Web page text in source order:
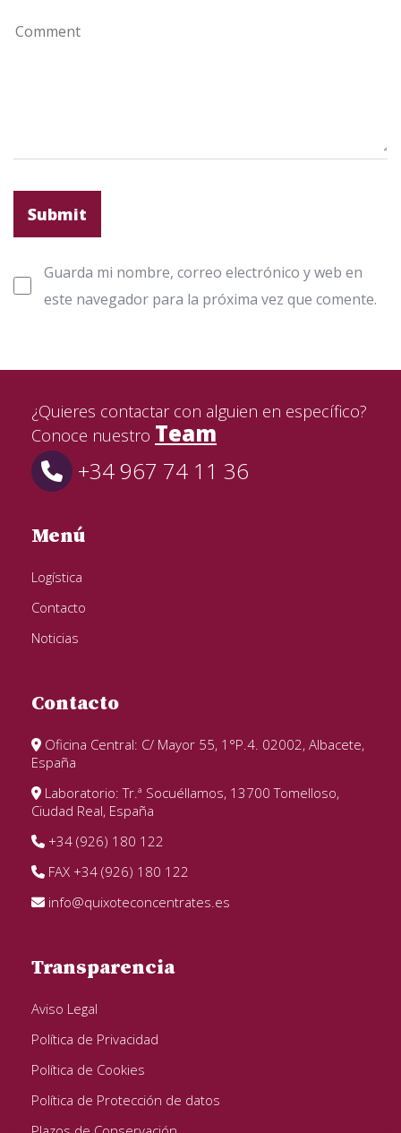
Guarda mi nombre, correo electrónico y web en
este navegador para la próxima vez que comente.
¿Quieres contactar con alguien en específico?
Conoce nuestro Team
+34 967 74 11 36
Menú
Logística
Contacto
Noticias
Contacto
Oficina Central: C/ Mayor 55, 1°P.4. 02002, Albacete,
España
Laboratorio: Tr.ª Socuéllamos, 13700 Tomelloso,
Ciudad Real, España
+34 (926) 180 122
FAX +34 (926) 180 122
info@quixoteconcentrates.es
Transparencia
Aviso Legal
Política de Privacidad
Política de Cookies
Política de Protección de datos